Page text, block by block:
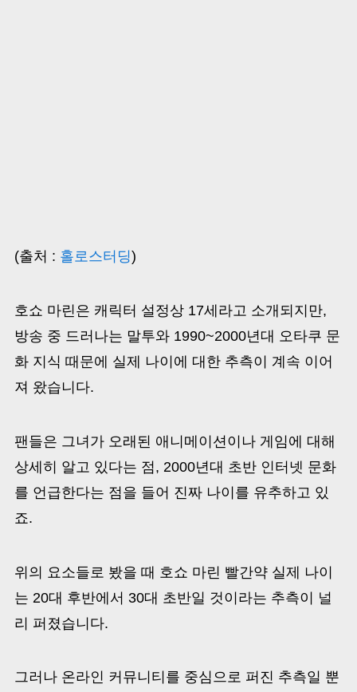
(출처 : 홀로스터딩)
호쇼 마린은 캐릭터 설정상 17세라고 소개되지만,
방송 중 드러나는 말투와 1990~2000년대 오타쿠 문
화 지식 때문에 실제 나이에 대한 추측이 계속 이어
져 왔습니다.
팬들은 그녀가 오래된 애니메이션이나 게임에 대해
상세히 알고 있다는 점, 2000년대 초반 인터넷 문화
를 언급한다는 점을 들어 진짜 나이를 유추하고 있
죠.
위의 요소들로 봤을 때 호쇼 마린 빨간약 실제 나이
는 20대 후반에서 30대 초반일 것이라는 추측이 널
리 퍼졌습니다.
그러나 온라인 커뮤니티를 중심으로 퍼진 추측일 뿐